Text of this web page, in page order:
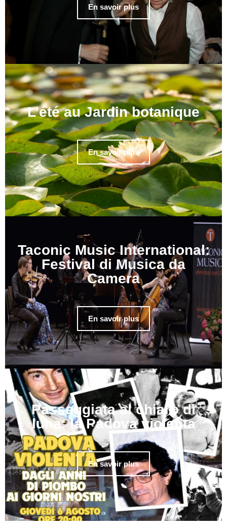
En savoir plus
L’été au Jardin botanique
En savoir plus
Taconic Music International:
Festival di Musica da
Camera
En savoir plus
Passeggiata al chiaro di
luna: la Padova violenta
En savoir plus